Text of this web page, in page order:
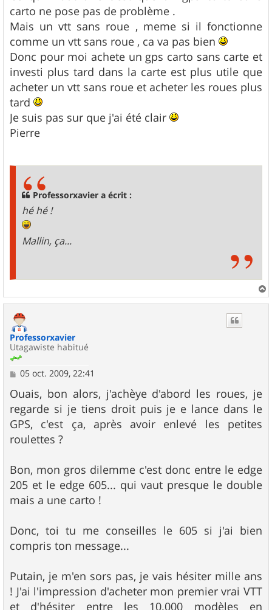
g
e
carto ne pose pas de problème .
Mais un vtt sans roue , meme si il fonctionne
comme un vtt sans roue , ca va pas bien
Donc pour moi achete un gps carto sans carte et
investi plus tard dans la carte est plus utile que
acheter un vtt sans roue et acheter les roues plus
tard
Je suis pas sur que j'ai été clair
Pierre
Professorxavier a écrit :
hé hé !
Mallin, ça...
a
Professorxavier
Utagawiste habitué
M
s
s
a
g
e
05 oct. 2009, 22:41
Ouais, bon alors, j'achèye d'abord les roues, je
regarde si je tiens droit puis je e lance dans le
GPS, c'est ça, après avoir enlevé les petites
roulettes ?
Bon, mon gros dilemme c'est donc entre le edge
205 et le edge 605... qui vaut presque le double
mais a une carto !
Donc, toi tu me conseilles le 605 si j'ai bien
compris ton message...
Putain, je m'en sors pas, je vais hésiter mille ans
! J'ai l'impression d'acheter mon premier vrai VTT
et d'hésiter entre les 10.000 modèles en